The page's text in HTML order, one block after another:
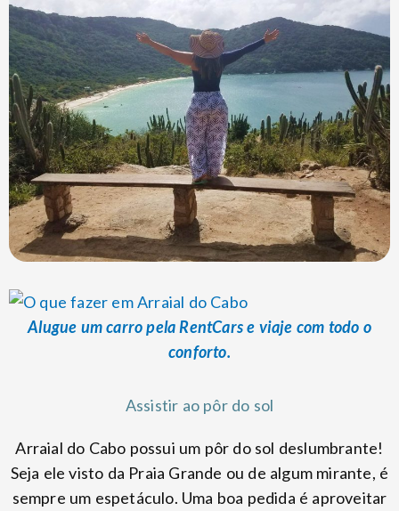
Alugue um carro pela RentCars e viaje com todo o
conforto.
Assistir ao pôr do sol
Arraial do Cabo possui um pôr do sol deslumbrante!
Seja ele visto da Praia Grande ou de algum mirante, é
sempre um espetáculo. Uma boa pedida é aproveitar